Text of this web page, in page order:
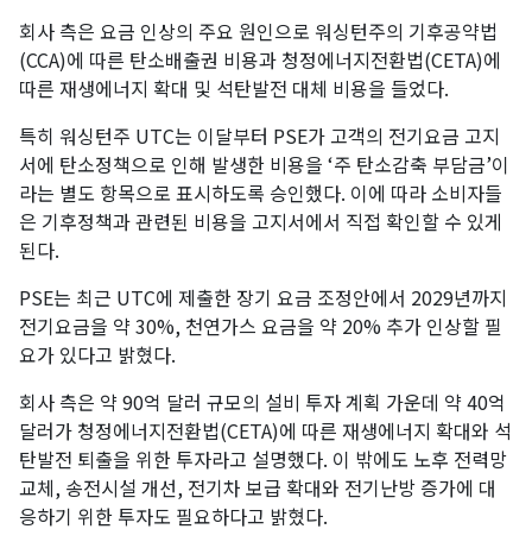
회사 측은 요금 인상의 주요 원인으로 워싱턴주의 기후공약법
(CCA)에 따른 탄소배출권 비용과 청정에너지전환법(CETA)에
따른 재생에너지 확대 및 석탄발전 대체 비용을 들었다.
특히 워싱턴주 UTC는 이달부터 PSE가 고객의 전기요금 고지
서에 탄소정책으로 인해 발생한 비용을 ‘주 탄소감축 부담금’이
라는 별도 항목으로 표시하도록 승인했다. 이에 따라 소비자들
은 기후정책과 관련된 비용을 고지서에서 직접 확인할 수 있게
된다.
PSE는 최근 UTC에 제출한 장기 요금 조정안에서 2029년까지
전기요금을 약 30%, 천연가스 요금을 약 20% 추가 인상할 필
요가 있다고 밝혔다.
회사 측은 약 90억 달러 규모의 설비 투자 계획 가운데 약 40억
달러가 청정에너지전환법(CETA)에 따른 재생에너지 확대와 석
탄발전 퇴출을 위한 투자라고 설명했다. 이 밖에도 노후 전력망
교체, 송전시설 개선, 전기차 보급 확대와 전기난방 증가에 대
응하기 위한 투자도 필요하다고 밝혔다.